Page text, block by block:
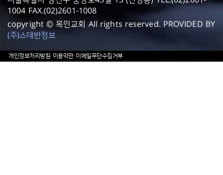
1004 FAX.(02)2601-1008
copyright © 목민교회 All rights reserved. PROVIDED BY
(주)스데반정보
개인정보처리방침 이용약관 이메일무단수집거부